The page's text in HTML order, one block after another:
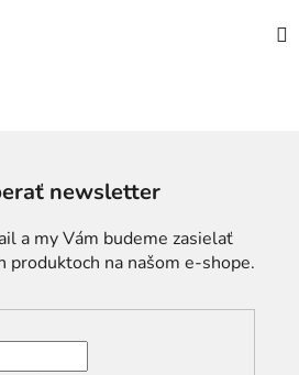
newsletter
a my Vám budeme zasielať
produktoch na našom e-shope.